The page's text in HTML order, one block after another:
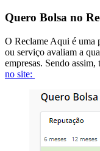
Quero Bolsa no
O Reclame Aqui é uma
ou serviço avaliam a
empresas. Sendo
no site: